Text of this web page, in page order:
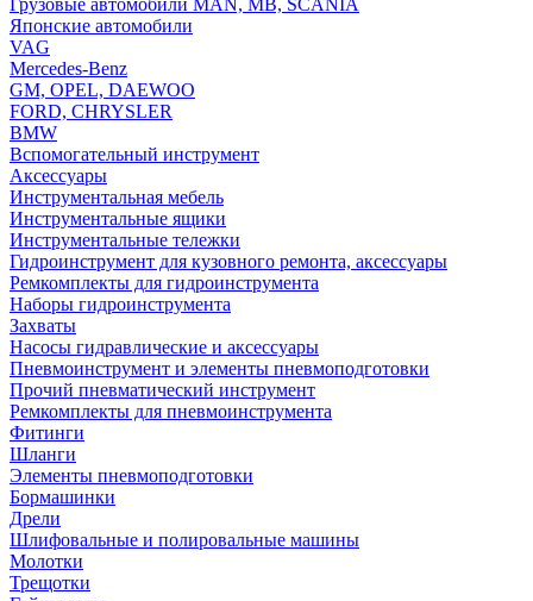
Грузовые автомобили MAN, MB, SCANIA
Японские автомобили
VAG
Mercedes-Benz
GM, OPEL, DAEWOO
FORD, CHRYSLER
BMW
Вспомогательный инструмент
Аксессуары
Инструментальная мебель
Инструментальные ящики
Инструментальные тележки
Гидроинструмент для кузовного ремонта, аксессуары
Ремкомплекты для гидроинструмента
Наборы гидроинструмента
Захваты
Насосы гидравлические и аксессуары
Пневмоинструмент и элементы пневмоподготовки
Прочий пневматический инструмент
Ремкомплекты для пневмоинструмента
Фитинги
Шланги
Элементы пневмоподготовки
Бормашинки
Дрели
Шлифовальные и полировальные машины
Молотки
Трещотки